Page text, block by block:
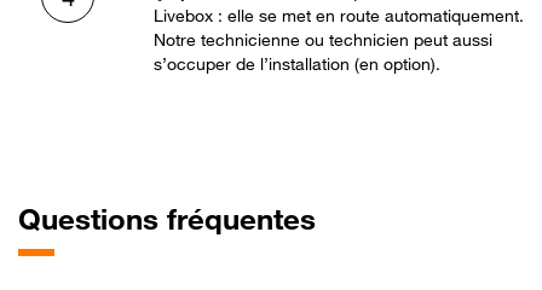
Livebox : elle se met en route automatiquement.
Notre technicienne ou technicien peut aussi
s’occuper de l’installation (en option).
Questions fréquentes